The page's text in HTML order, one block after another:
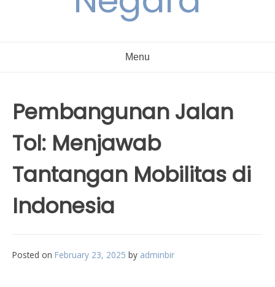
Menu
Pembangunan Jalan
Tol: Menjawab
Tantangan Mobilitas di
Indonesia
Posted on February 23, 2025 by adminbir